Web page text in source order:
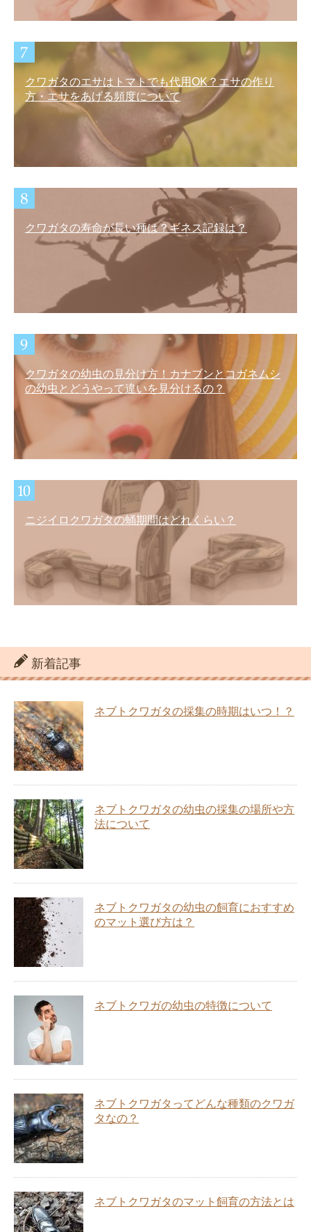
クワガタのエサはトマトでも代用OK？エサの作り
方・エサをあげる頻度について
クワガタの寿命が長い種は？ギネス記録は？
クワガタの幼虫の見分け方！カナブンとコガネムシ
の幼虫とどうやって違いを見分けるの？
ニジイロクワガタの蛹期間はどれくらい？
新着記事
ネブトクワガタの採集の時期はいつ！？
ネブトクワガタの幼虫の採集の場所や方
法について
ネブトクワガタの幼虫の飼育におすすめ
のマット選び方は？
ネブトクワガの幼虫の特徴について
ネブトクワガタってどんな種類のクワガ
タなの？
ネブトクワガタのマット飼育の方法とは